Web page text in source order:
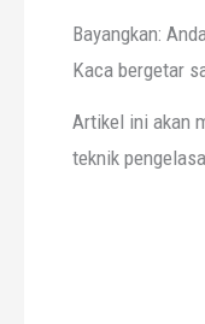
Bayangkan:
Kaca bergetar
Artikel ini akan
teknik